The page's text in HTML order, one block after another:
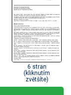
6 stran
(kliknutím
zvětšíte)